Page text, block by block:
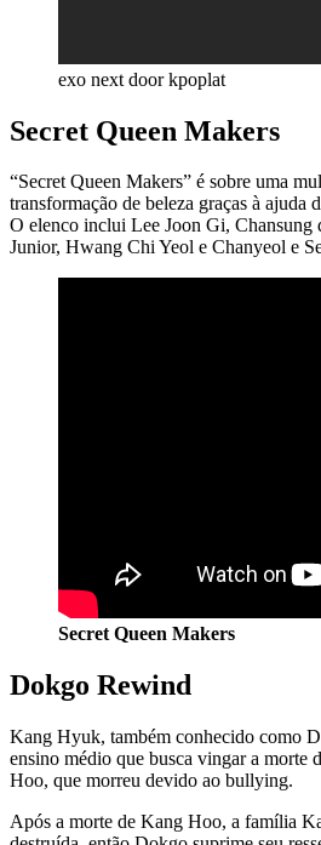
exo next door kpoplat
Secret Queen Makers
“Secret Queen Makers” é sobre uma
transformação de beleza graças à ajuda
O elenco inclui Lee Joon Gi, Chansung
Junior, Hwang Chi Yeol e Chanyeol e
Secret Queen Makers
Dokgo Rewind
Kang Hyuk, também conhecido como
ensino médio que busca vingar a morte
Hoo, que morreu devido ao bullying.
Após a morte de Kang Hoo, a família